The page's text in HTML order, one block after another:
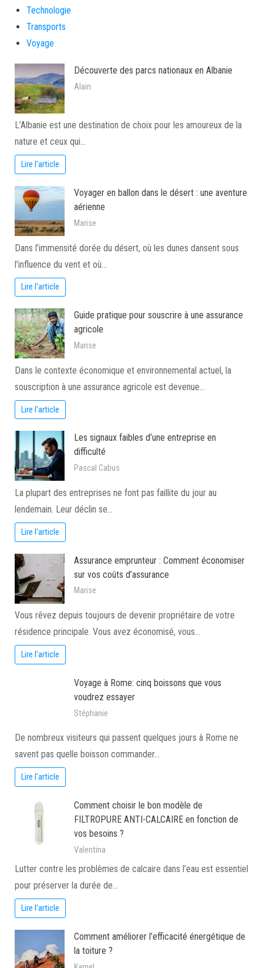
Technologie
Transports
Voyage
Découverte des parcs nationaux en Albanie
Alain
L’Albanie est une destination de choix pour les amoureux de la
nature et ceux qui…
Lire l'article
Voyager en ballon dans le désert : une aventure
aérienne
Marise
Dans l’immensité dorée du désert, où les dunes dansent sous
l’influence du vent et où…
Lire l'article
Guide pratique pour souscrire à une assurance
agricole
Marise
Dans le contexte économique et environnemental actuel, la
souscription à une assurance agricole est devenue…
Lire l'article
Les signaux faibles d’une entreprise en
difficulté
Pascal Cabus
La plupart des entreprises ne font pas faillite du jour au
lendemain. Leur déclin se…
Lire l'article
Assurance emprunteur : Comment économiser
sur vos coûts d’assurance
Marise
Vous rêvez depuis toujours de devenir propriétaire de votre
résidence principale. Vous avez économisé, vous…
Lire l'article
Voyage à Rome: cinq boissons que vous
voudrez essayer
Stéphanie
De nombreux visiteurs qui passent quelques jours à Rome ne
savent pas quelle boisson commander…
Lire l'article
Comment choisir le bon modèle de
FILTROPURE ANTI-CALCAIRE en fonction de
vos besoins ?
Valentina
Lutter contre les problèmes de calcaire dans l’eau est essentiel
pour préserver la durée de…
Lire l'article
Comment améliorer l’efficacité énergétique de
la toiture ?